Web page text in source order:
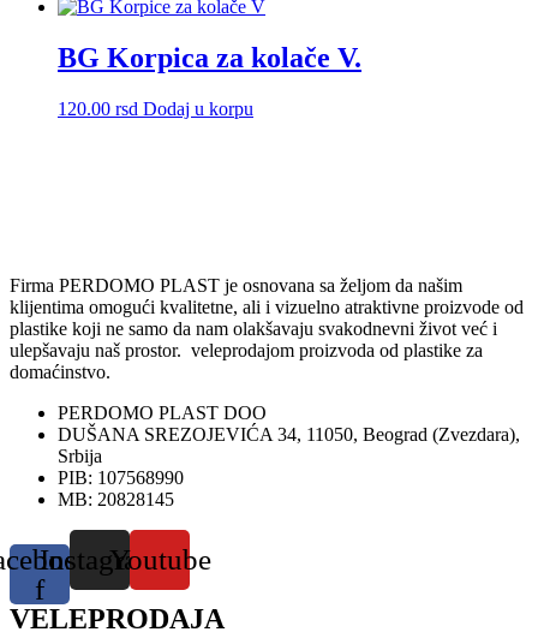
BG Korpica za kolače V.
120.00 rsd Dodaj u korpu
Firma PERDOMO PLAST je osnovana sa željom da našim
klijentima omogući kvalitetne, ali i vizuelno atraktivne proizvode od
plastike koji ne samo da nam olakšavaju svakodnevni život već i
ulepšavaju naš prostor. veleprodajom proizvoda od plastike za
domaćinstvo.
PERDOMO PLAST DOO
DUŠANA SREZOJEVIĆA 34, 11050, Beograd (Zvezdara),
Srbija
PIB: 107568990
MB: 20828145
f
InstagramYoutube
VELEPRODAJA